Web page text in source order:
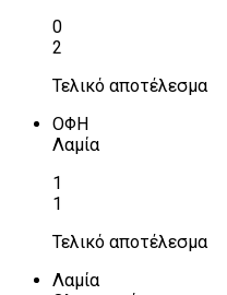
0
2
Τελικό αποτέλεσμα
ΟΦΗ
Λαμία
1
1
Τελικό αποτέλεσμα
Λαμία